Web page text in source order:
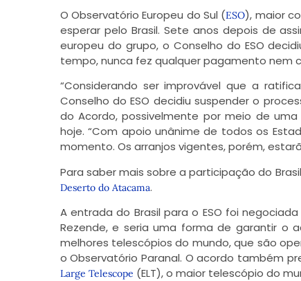
O Observatório Europeu do Sul (ESO), maior
esperar pelo Brasil. Sete anos depois de
europeu do grupo, o Conselho do ESO
tempo, nunca fez qualquer pagamento nem
“Considerando ser improvável que a
Conselho do ESO decidiu suspender o
do Acordo, possivelmente por meio de uma
hoje. “Com apoio unânime de todos os
momento. Os arranjos vigentes, porém,
Para saber mais sobre a participação do
Deserto do Atacama.
A entrada do Brasil para o ESO foi
Rezende, e seria uma forma de garantir o
melhores telescópios do mundo, que são
o Observatório Paranal. O acordo também
Large Telescope (ELT), o maior telescópio do